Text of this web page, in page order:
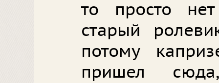
то просто
старый
потому
пришел